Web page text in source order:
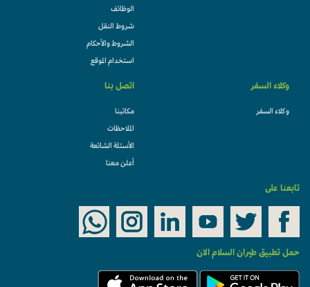
الوظائف
شروط النقل
الشروط والأحكام
استخدام الموقع
وكلاء السفر
وكلاء السفر
اتصل بنا
مكاتبنا
الملاحظات
الأسئلة الشائعة
أعلن معنا
تابعنا على
حمل تطبيق طيران السلام الان